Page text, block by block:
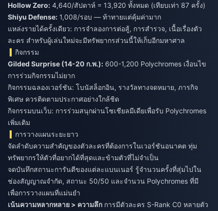
Hollow Zero: 4,640/สัปดาห์ = 13,920 ทั้งหมด (เทียบเท่า 87 ครั้ง)
Shiyu Defense: 1,008/รอบ — ท้าทายแต่คุ้มค่ามาก
แหล่งรายได้ครั้งเดียว: การจำลองการต่อสู้, การสำรวจ, เนื้อเรื่องตัว
ละคร สำหรับผู้เล่นใหม่จะมีทรัพยากรส่วนนี้ให้เก็บอีกมหาศาล
กิจกรรม
Gilded Surprise (14-20 ก.พ.): 600-1,200 Polychromes เงื่อนไข
การร่วมกิจกรรมไม่ยาก
กิจกรรมฉลองเวอร์ชัน: โบนัสล็อกอิน, รางวัลทางจดหมาย, ภารกิจ
พิเศษ ควรติดตามประกาศอย่างใกล้ชิด
กิจกรรมบนเว็บ: การร่วมสนุกผ่านโซเชียลมีเดียเพื่อรับ Polychromes
เพิ่มเติม
การวางแผนระยะยาว
จัดลำดับความสำคัญของตัวละครที่ต้องการในเวอร์ชันอนาคต ทุ่ม
ทรัพยากรให้ตัวที่อยากได้ที่สุดและข้ามตัวที่ไม่จำเป็น
จดบันทึกสถานะการันตีของแต่ละแบนเนอร์ รู้จำนวนครั้งที่สุ่มไปใน
ช่องสัญญาณจำกัด, สถานะ 50/50 และจำนวน Polychromes ที่มี
เพื่อการวางแผนที่แม่นยำ
เน้นความหลากหลาย > ความลึก การมีตัวละคร S-Rank C0 หลายตัว